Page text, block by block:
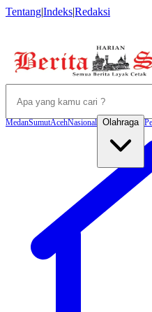
Tentang|Indeks|Redaksi
MedanSumutAcehNasional Olahraga